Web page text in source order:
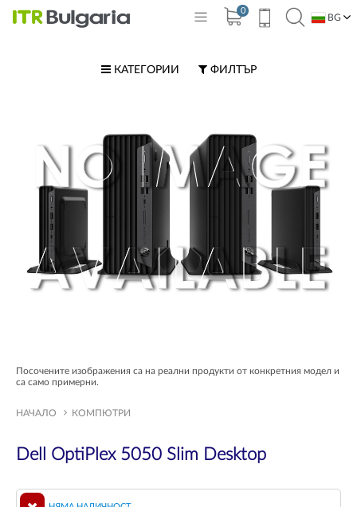
0
BG
КАТЕГОРИИ ФИЛТЪР
Посочените изображения са на реални продукти от конкретния модел и
са само примерни.
НАЧАЛО КОМПЮТРИ
Dell OptiPlex 5050 Slim Desktop